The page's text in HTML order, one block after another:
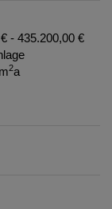
- 435.200,00 €
2a